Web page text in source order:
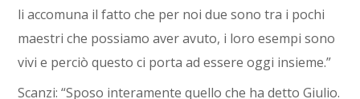
li accomuna il fatto che per noi due sono tra i pochi
maestri che possiamo aver avuto, i loro esempi sono
vivi e perciò questo ci porta ad essere oggi insieme.”
Scanzi: “Sposo interamente quello che ha detto Giulio.